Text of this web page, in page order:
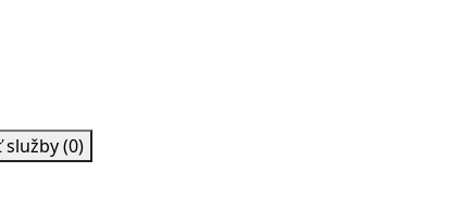
služby(0)